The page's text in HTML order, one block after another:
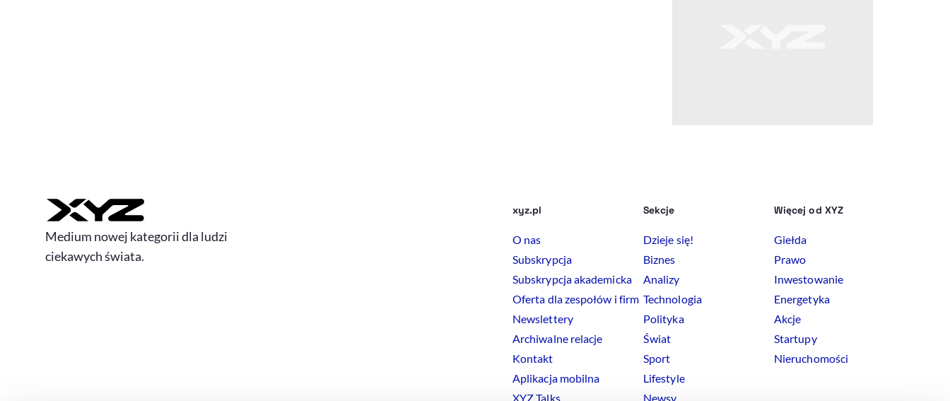
Medium nowej kategorii dla ludzi
ciekawych świata.
xyz.pl
O nas
Subskrypcja
Subskrypcja akademicka
Oferta dla zespołów i firm
Newslettery
Archiwalne relacje
Kontakt
Aplikacja mobilna
XYZ Talks
Sekcje
Dzieje się!
Biznes
Analizy
Technologia
Polityka
Świat
Sport
Lifestyle
Newsy
Więcej od XYZ
Giełda
Prawo
Inwestowanie
Energetyka
Akcje
Startupy
Nieruchomości